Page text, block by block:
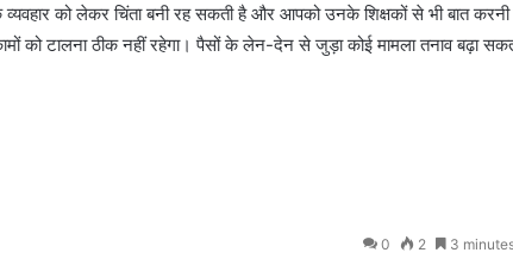
को लेकर चिंता बनी रह सकती है और आपको उनके शिक्षकों से भी बात
को टालना ठीक नहीं रहेगा। पैसों के लेन-देन से जुड़ा कोई मामला तनाव बढ़ा
0 2 3